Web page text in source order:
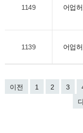
1149 어업
1139 어업
이전 1 2 3